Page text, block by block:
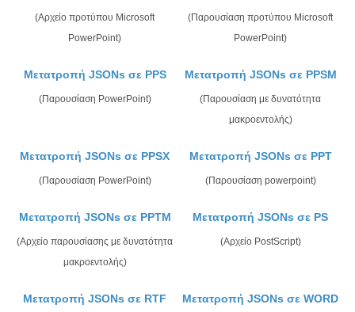
(Αρχείο προτύπου Microsoft
PowerPoint)
(Παρουσίαση προτύπου Microsoft
PowerPoint)
Μετατροπή JSONs σε PPS
(Παρουσίαση PowerPoint)
Μετατροπή JSONs σε PPSM
(Παρουσίαση με δυνατότητα
μακροεντολής)
Μετατροπή JSONs σε PPSX
(Παρουσίαση PowerPoint)
Μετατροπή JSONs σε PPT
(Παρουσίαση powerpoint)
Μετατροπή JSONs σε PPTM
(Αρχείο παρουσίασης με δυνατότητα
μακροεντολής)
Μετατροπή JSONs σε PS
(Αρχείο PostScript)
Μετατροπή JSONs σε RTF Μετατροπή JSONs σε WORD